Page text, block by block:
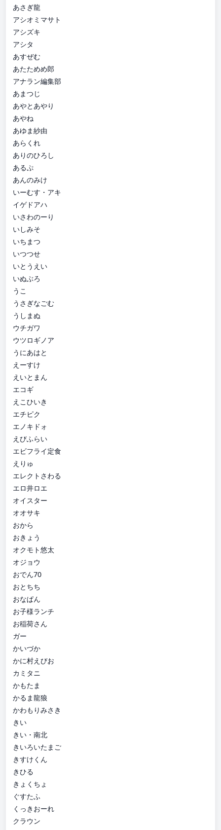
あさぎ龍
アシオミマサト
アシズキ
アシタ
あすぜむ
あたためめ郎
アナラン編集部
あまつじ
あやとあやり
あやね
あゆま紗由
あらくれ
ありのひろし
あるぷ
あんのみけ
いーむす・アキ
イゲドアハ
いさわのーり
いしみそ
いちまつ
いつつせ
いとうえい
いぬぶろ
うこ
うさぎなごむ
うしまぬ
ウチガワ
ウツロギノア
うにあはと
えーすけ
えいとまん
エコギ
えこひいき
エチピク
エノキドォ
えびふらい
エビフライ定食
えりゅ
エレクトさわる
エロ井ロエ
オイスター
オオサキ
おから
おきょう
オクモト悠太
オジョウ
おでん70
おとちち
おなぱん
お子様ランチ
お稲荷さん
ガー
かいづか
かに村えびお
カミタニ
かもたま
かるま龍狼
かわもりみさき
きい
きい・南北
きいろいたまご
きすけくん
きひる
きょくちょ
ぐすたふ
くっきおーれ
クラウン